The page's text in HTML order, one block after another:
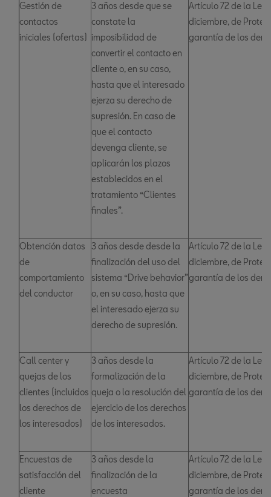
Gestión de
contactos
iniciales (ofertas)
3 años desde que se
constate la
imposibilidad de
convertir el contacto en
cliente o, en su caso,
hasta que el interesado
ejerza su derecho de
supresión. En caso de
que el contacto
devenga cliente, se
aplicarán los plazos
establecidos en el
tratamiento “Clientes
finales”.
Artículo 72 de la
diciembre, de
garantía de los
Obtención datos
de
comportamiento
del conductor
3 años desde desde la
finalización del uso del
sistema “Drive behavior”
o, en su caso, hasta que
el interesado ejerza su
derecho de supresión.
Artículo 72 de la
diciembre, de
garantía de los
Call center y
quejas de los
clientes (incluidos
los derechos de
los interesados)
3 años desde la
formalización de la
queja o la resolución del
ejercicio de los derechos
de los interesados.
Artículo 72 de la
diciembre, de
garantía de los
Encuestas de
satisfacción del
cliente
3 años desde la
finalización de la
encuesta
Artículo 72 de la
diciembre, de
garantía de los